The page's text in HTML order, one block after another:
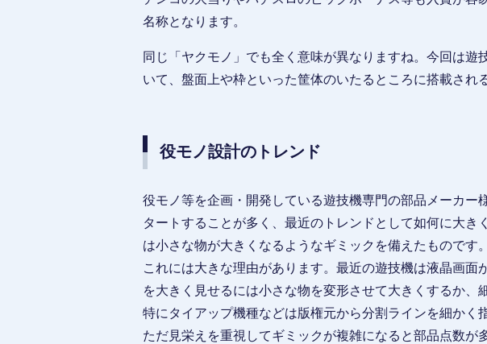
名称となります。
同じ「ヤクモノ」でも全く意味が異なりますね。今回は
いて、盤面上や枠といった筐体のいたるところに搭載され
役モノ設計のトレンド
役モノ等を企画・開発している遊技機専門の部品メーカ
タートすることが多く、最近のトレンドとして如何に大
は小さな物が大きくなるようなギミックを備えたものです。
これには大きな理由があります。最近の遊技機は液晶画
を大きく見せるには小さな物を変形させて大きくするか、
特にタイアップ機種などは版権元から分割ラインを細かく
ただ見栄えを重視してギミックが複雑になると部品点数